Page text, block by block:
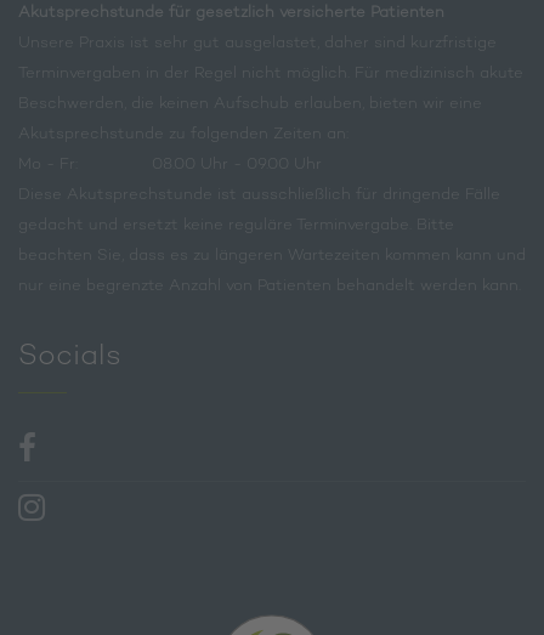
Akutsprechstunde für gesetzlich versicherte Patienten
Unsere Praxis ist sehr gut ausgelastet, daher sind kurzfristige
Terminvergaben in der Regel nicht möglich. Für medizinisch akute
Beschwerden, die keinen Aufschub erlauben, bieten wir eine
Akut­sprech­stunde zu folgenden Zeiten an:
Mo - Fr:
08.00 Uhr - 09.00 Uhr
Diese Akutsprechstunde ist aus­schließlich für dringende Fälle
gedacht und ersetzt keine reguläre Terminvergabe. Bitte
beachten Sie, dass es zu längeren Wartezeiten kommen kann und
nur eine begrenzte Anzahl von Patienten behandelt werden kann.
Socials